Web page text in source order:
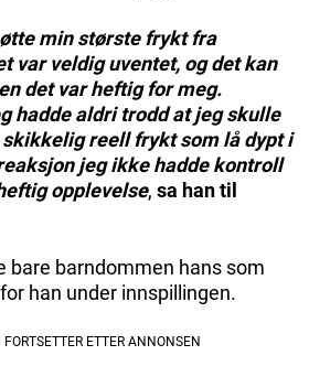
min største frykt fra
var veldig uventet, og det kan
det var heftig for meg.
hadde aldri trodd at jeg skulle
skikkelig reell frykt som lå dypt i
jeg ikke hadde kontroll
opplevelse, sa han til
bare barndommen hans som
han under innspillingen.